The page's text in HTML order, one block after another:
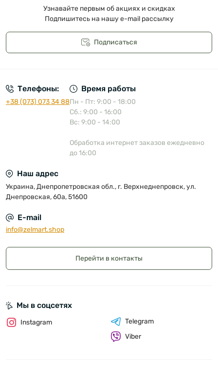
Узнавайте первым об акциях и скидках
Подпишитесь на нашу e-mail рассылку
Подписаться
Телефоны:
+38 (073) 073 34 88
Время работы
Пн - Пт: 9:00 - 18:00
Сб.: 9:00 - 16:00
Вс: 9:00 - 14:00
Обработка интернет заказов ежедневно
до 16:00
Наш адрес
Украина, Днепропетровская обл., г. Верхнеднепровск, ул.
Днепровская, 60а, 51600
E-mail
info@zelmart.shop
Перейти в контакты
Мы в соцсетях
Instagram
Telegram
Viber